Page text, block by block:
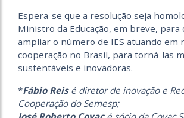
Espera-se que a resolução seja
Ministro da Educação, em breve, para
ampliar o número de IES atuando em
cooperação no Brasil, para torná-las
sustentáveis e inovadoras.
*Fábio Reisé diretor de inovação e
Cooperação do Semesp;